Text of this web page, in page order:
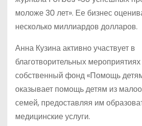
моложе 30 лет». Ее бизнес
несколько миллиардов долларов.
Анна Кузина активно участвует в
благотворительных
собственный фонд «Помощь
оказывает помощь детям из
семей, предоставляя им
медицинские услуги.